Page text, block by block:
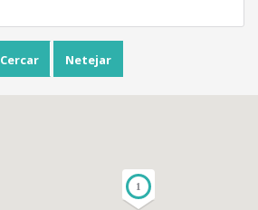
Cercar Netejar
1